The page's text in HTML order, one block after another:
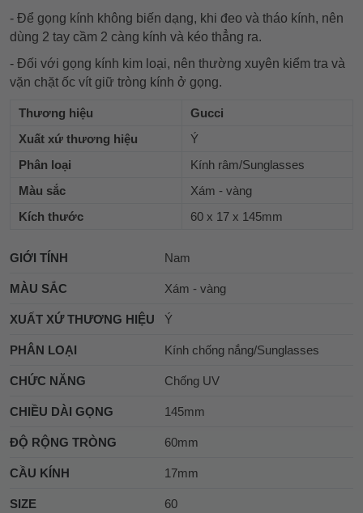
- Để gọng kính không biến dạng, khi đeo và tháo kính, nên
dùng 2 tay cầm 2 càng kính và kéo thẳng ra.
- Đối với gọng kính kim loại, nên thường xuyên kiểm tra và
vặn chặt ốc vít giữ tròng kính ở gọng.
Thương hiệu
Gucci
Xuất xứ thương hiệu
Ý
Phân loại
Kính râm/Sunglasses
Màu sắc
Xám - vàng
Kích thước
60 x 17 x 145mm
GIỚI TÍNH Nam
MÀU SẮC Xám - vàng
XUẤT XỨ THƯƠNG HIỆU Ý
PHÂN LOẠI Kính chống nắng/Sunglasses
CHỨC NĂNG Chống UV
CHIỀU DÀI GỌNG 145mm
ĐỘ RỘNG TRÒNG 60mm
CẦU KÍNH 17mm
SIZE 60